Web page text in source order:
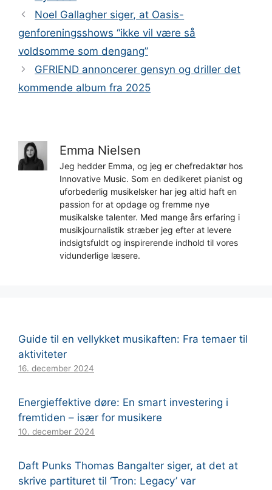
Noel Gallagher siger, at Oasis-
genforeningsshows “ikke vil være så
voldsomme som dengang”
GFRIEND annoncerer gensyn og driller det
kommende album fra 2025
Emma Nielsen
Jeg hedder Emma, og jeg er chefredaktør hos
Innovative Music. Som en dedikeret pianist og
uforbederlig musikelsker har jeg altid haft en
passion for at opdage og fremme nye
musikalske talenter. Med mange års erfaring i
musikjournalistik stræber jeg efter at levere
indsigtsfuldt og inspirerende indhold til vores
vidunderlige læsere.
Guide til en vellykket musikaften: Fra temaer til
aktiviteter
16. december 2024
Energieffektive døre: En smart investering i
fremtiden – især for musikere
10. december 2024
Daft Punks Thomas Bangalter siger, at det at
skrive partituret til ‘Tron: Legacy’ var